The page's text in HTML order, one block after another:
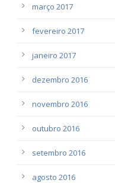
março 2017
fevereiro 2017
janeiro 2017
dezembro 2016
novembro 2016
outubro 2016
setembro 2016
agosto 2016